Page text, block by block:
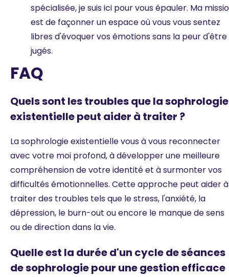
spécialisée, je suis ici pour vous épauler. Ma
est de façonner un espace où vous vous sentez
libres d'évoquer vos émotions sans la peur d'être
jugés.
FAQ
Quels sont les troubles que la sophrologie
existentielle peut aider à traiter ?
La sophrologie existentielle vous à vous reconnecter
avec votre moi profond, à développer une meilleure
compréhension de votre identité et à surmonter vos
difficultés émotionnelles. Cette approche peut aider à
traiter des troubles tels que le stress, l'anxiété, la
dépression, le burn-out ou encore le manque de sens
ou de direction dans la vie.
Quelle est la durée d'un cycle de séances
de sophrologie pour une gestion efficace